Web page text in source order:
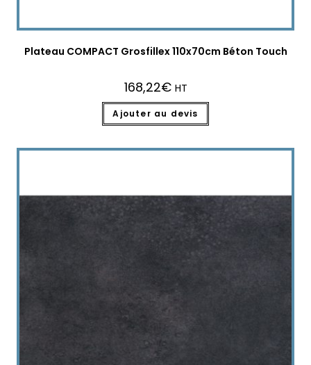
Plateau COMPACT Grosfillex 110x70cm Béton Touch
168,22€ HT
Ajouter au devis